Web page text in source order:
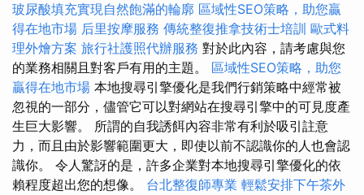
玻尿酸填充實現自然飽滿的輪廓 區域性SEO策略，助您贏
得在地市場 后里按摩服務 傳統整復推拿技術士培訓 歐式料
理外燴方案 旅行社護照代辦服務 對於此內容，請考慮與您
的業務相關且對客戶有用的主題。 區域性SEO策略，助您
贏得在地市場 本地搜尋引擎優化是我們行銷策略中經常被
忽視的一部分，儘管它可以對網站在搜尋引擎中的可見度產
生巨大影響。 所謂的自我誘餌內容非常有利於吸引註意
力，而且由於影響範圍更大，即使以前不認識你的人也會認
識你。 令人驚訝的是，許多企業對本地搜尋引擎優化的依
賴程度超出您的想像。 台北整復師專業 輕鬆安排下午茶外